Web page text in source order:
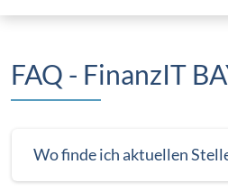
FAQ - FinanzIT
Wo finde ich aktuellen